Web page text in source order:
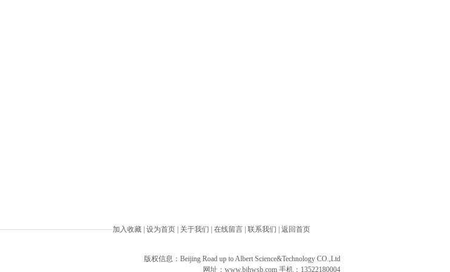
加入收藏 设为首页 关于我们 在线留言 联系我们 返回首页
版权信息：Beijing Road up to Albert Science&Technology CO.,Ltd
网址： www.bjhwsb.com 手机：13522180004